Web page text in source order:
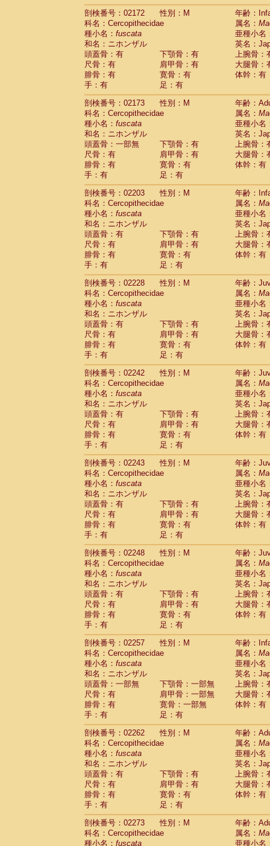
剖検番号：02172
性別：M
年齢：
科名：Cercopithecidae
属名：
種小名： fuscata
亜種小名
和名：ニホンザル
英名：
頭蓋骨：有
下顎骨：有
上腕骨：
尺骨：有
肩甲骨：有
大腿骨：
腓骨：有
寛骨：有
体幹：有
手：有
足：有
剖検番号：02173
性別：M
年齢：
科名：Cercopithecidae
属名：
種小名： fuscata
亜種小名
和名：ニホンザル
英名：
頭蓋骨：一部無
下顎骨：有
上腕骨：
尺骨：有
肩甲骨：有
大腿骨：
腓骨：有
寛骨：有
体幹：有
手：有
足：有
剖検番号：02203
性別：M
年齢：
科名：Cercopithecidae
属名：
種小名： fuscata
亜種小名
和名：ニホンザル
英名：
頭蓋骨：有
下顎骨：有
上腕骨：
尺骨：有
肩甲骨：有
大腿骨：
腓骨：有
寛骨：有
体幹：有
手：有
足：有
剖検番号：02228
性別：M
年齢：
科名：Cercopithecidae
属名：
種小名： fuscata
亜種小名
和名：ニホンザル
英名：
頭蓋骨：有
下顎骨：有
上腕骨：
尺骨：有
肩甲骨：有
大腿骨：
腓骨：有
寛骨：有
体幹：有
手：有
足：有
剖検番号：02242
性別：M
年齢：
科名：Cercopithecidae
属名：
種小名： fuscata
亜種小名
和名：ニホンザル
英名：
頭蓋骨：有
下顎骨：有
上腕骨：
尺骨：有
肩甲骨：有
大腿骨：
腓骨：有
寛骨：有
体幹：有
手：有
足：有
剖検番号：02243
性別：M
年齢：
科名：Cercopithecidae
属名：
種小名： fuscata
亜種小名
和名：ニホンザル
英名：
頭蓋骨：有
下顎骨：有
上腕骨：
尺骨：有
肩甲骨：有
大腿骨：
腓骨：有
寛骨：有
体幹：有
手：有
足：有
剖検番号：02248
性別：M
年齢：
科名：Cercopithecidae
属名：
種小名： fuscata
亜種小名
和名：ニホンザル
英名：
頭蓋骨：有
下顎骨：有
上腕骨：
尺骨：有
肩甲骨：有
大腿骨：
腓骨：有
寛骨：有
体幹：有
手：有
足：有
剖検番号：02257
性別：M
年齢：
科名：Cercopithecidae
属名：
種小名： fuscata
亜種小名
和名：ニホンザル
英名：
頭蓋骨：一部無
下顎骨：一部無
上腕骨：
尺骨：有
肩甲骨：一部無
大腿骨：
腓骨：有
寛骨：一部無
体幹：有
手：有
足：有
剖検番号：02262
性別：M
年齢：
科名：Cercopithecidae
属名：
種小名： fuscata
亜種小名
和名：ニホンザル
英名：
頭蓋骨：有
下顎骨：有
上腕骨：
尺骨：有
肩甲骨：有
大腿骨：
腓骨：有
寛骨：有
体幹：有
手：有
足：有
剖検番号：02273
性別：M
年齢：
科名：Cercopithecidae
属名：
種小名： fuscata 亜種小名